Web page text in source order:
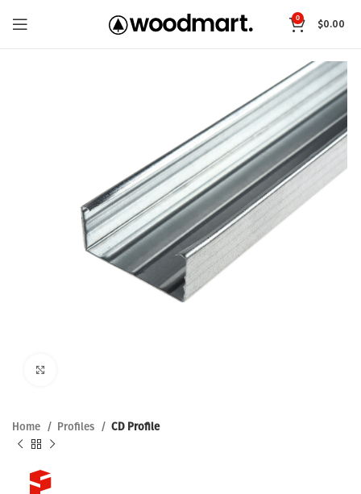
0 $0.00
Home Profiles CD Profile